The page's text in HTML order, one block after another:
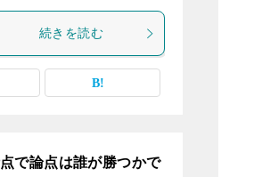
続きを読む
で論点は誰が勝つかで